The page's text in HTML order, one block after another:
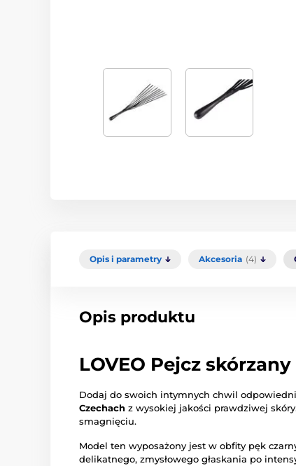
Opis i parametry Akcesoria (4)
Opis produktu
LOVEO Pejcz
Dodaj do swoich intymnych chwil
Czechach z wysokiej jakości prawdziwej
smagnięciu.
Model ten wyposażony jest w obfity pęk
delikatnego, zmysłowego głaskania po